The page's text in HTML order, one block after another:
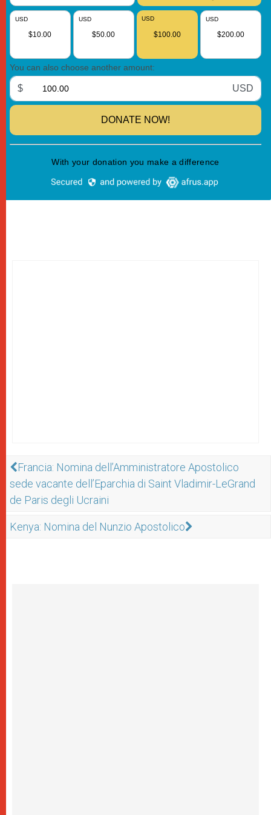
Francia: Nomina dell’Amministratore Apostolico
sede vacante dell’Eparchia di Saint Vladimir-LeGrand
de Paris degli Ucraini
Kenya: Nomina del Nunzio Apostolico